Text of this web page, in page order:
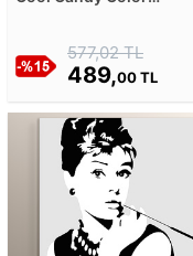
577,02 TL
489,00 TL